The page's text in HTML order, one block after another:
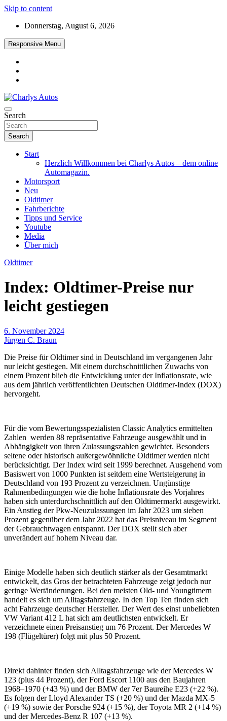
Skip to content
Donnerstag, August 6, 2026
Responsive Menu
Charlys Autos
Das neue Automagazin – global. regional. informativ. interaktiv
Search
Search
Start
Herzlich Willkommen bei Charlys Autos – dem online
Automagazin.
Motorsport
Neu
Oldtimer
Fahrberichte
Tipps und Service
Youtube
Media
Über mich
Oldtimer
Index: Oldtimer-Preise nur
leicht gestiegen
6. November 2024
Jürgen C. Braun
Die Preise für Oldtimer sind in Deutschland im vergangenen Jahr
nur leicht gestiegen. Mit einem durchschnittlichen Zuwachs von
einem Prozent blieb die Entwicklung unter der Inflationsrate, wie
aus dem jährlich veröffentlichten Deutschen Oldtimer-Index (DOX)
hervorgeht.
Für die vom Bewertungsspezialisten Classic Analytics ermittelten
Zahlen werden 88 repräsentative Fahrzeuge ausgewählt und in
Abhängigkeit von ihren Zulassungszahlen gewichtet. Besonders
seltene oder historisch außergewöhnliche Oldtimer werden nicht
berücksichtigt. Der Index wird seit 1999 berechnet. Ausgehend vom
Basiswert von 1000 Punkten ist seitdem eine Wertsteigerung in
Deutschland von 193 Prozent zu verzeichnen. Ungünstige
Rahmenbedingungen wie die hohe Inflationsrate des Vorjahres
haben sich unterdurchschnittlich auf den Oldtimermarkt ausgewirkt.
Ein Anstieg der Pkw-Neuzulassungen im Jahr 2023 um sieben
Prozent gegenüber dem Jahr 2022 hat das Preisniveau im Segment
der Gebrauchtwagen entspannt. Der DOX stellt sich aber
unverändert auf hohem Niveau dar.
Einige Modelle haben sich deutlich stärker als der Gesamtmarkt
entwickelt, das Gros der betrachteten Fahrzeuge zeigt jedoch nur
geringe Wertänderungen. Bei den meisten Old- und Youngtimern
handelt es sich um Alltagsfahrzeuge. In den Top Ten finden sich
acht Fahrzeuge deutscher Hersteller. Der Wert des einst unbeliebten
VW Variant 412 L hat sich am deutlichsten entwickelt. Er
verzeichnete einen Preisanstieg um 76 Prozent. Der Mercedes W
198 (Flügeltürer) folgt mit plus 50 Prozent.
Direkt dahinter finden sich Alltagsfahrzeuge wie der Mercedes W
123 (plus 44 Prozent), der Ford Escort 1100 aus den Baujahren
1968–1970 (+43 %) und der BMW der 7er Baureihe E23 (+22 %).
Es folgen der Lloyd Alexander TS (+20 %) und der Mazda MX-5
(+19 %) sowie der Porsche 924 (+15 %), der Toyota MR 2 (+14 %)
und der Mercedes-Benz R 107 (+13 %).